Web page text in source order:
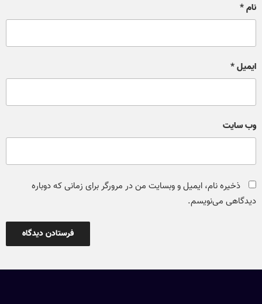
نام*
ایمیل*
وب‌ سایت
ذخیره نام، ایمیل و وبسایت من در مرورگر برای زمانی که دوباره
دیدگاهی می‌نویسم.